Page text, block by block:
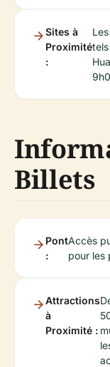
Sites à
Proximité
:
Billets
Pont
:
Accès
pour les
Attractions
à
Proximité :